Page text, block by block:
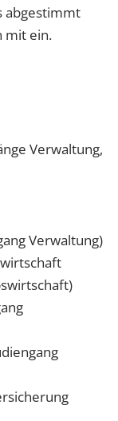
abgestimmt
mit ein.
Verwaltung,
Verwaltung)